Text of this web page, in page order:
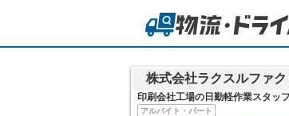
株式会社ラクスルファ
印刷会社工場の日勤軽作業スタッフ
アルバイト・パート